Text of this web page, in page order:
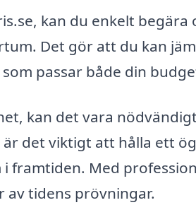
kan du enkelt begära
Det gör att du kan
passar både din
kan det vara
det viktigt att hålla ett
framtiden. Med
av tidens prövningar.